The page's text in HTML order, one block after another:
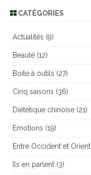
CATÉGORIES
Actualités (9)
Beauté (12)
Boite à outils (27)
Cinq saisons (36)
Diététique chinoise (21)
Emotions (19)
Entre Occident et Orient
Ils en parlent (3)